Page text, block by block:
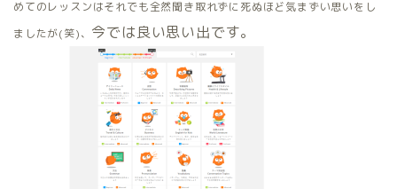
めてのレッスンはそれでも全然聞き取れずに死ぬほど気まずい思いをし
ましたが(笑)、 今では良い思い出です。